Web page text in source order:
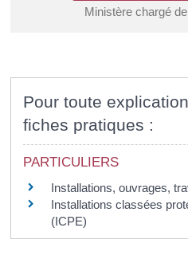
Ministère chargé
Pour toute
fiches pratiques :
PARTICULIERS
Installations, ouvrages,
Installations classées
(ICPE)